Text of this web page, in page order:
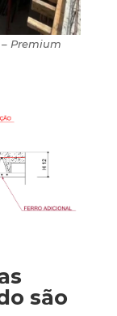
Premium
são